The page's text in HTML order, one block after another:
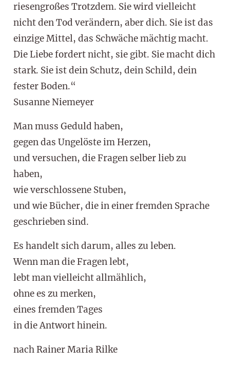
riesengroßes Trotzdem. Sie wird vielleicht
nicht den Tod verändern, aber dich. Sie ist das
einzige Mittel, das Schwäche mächtig macht.
Die Liebe fordert nicht, sie gibt. Sie macht dich
stark. Sie ist dein Schutz, dein Schild, dein
fester Boden.“
Susanne Niemeyer
Man muss Geduld haben,
gegen das Ungelöste im Herzen,
und versuchen, die Fragen selber lieb zu
haben,
wie verschlossene Stuben,
und wie Bücher, die in einer fremden Sprache
geschrieben sind.
Es handelt sich darum, alles zu leben.
Wenn man die Fragen lebt,
lebt man vielleicht allmählich,
ohne es zu merken,
eines fremden Tages
in die Antwort hinein.
nach Rainer Maria Rilke